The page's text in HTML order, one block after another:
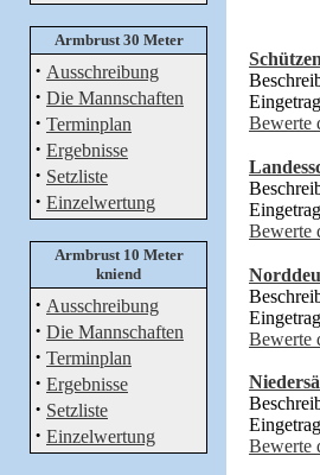
Armbrust 30 Meter
· Ausschreibung
· Die Mannschaften
· Terminplan
· Ergebnisse
· Setzliste
· Einzelwertung
Armbrust 10 Meter
kniend
· Ausschreibung
· Die Mannschaften
· Terminplan
· Ergebnisse
· Setzliste
· Einzelwertung
Bewerte
Bewerte
Bewerte
Bewerte